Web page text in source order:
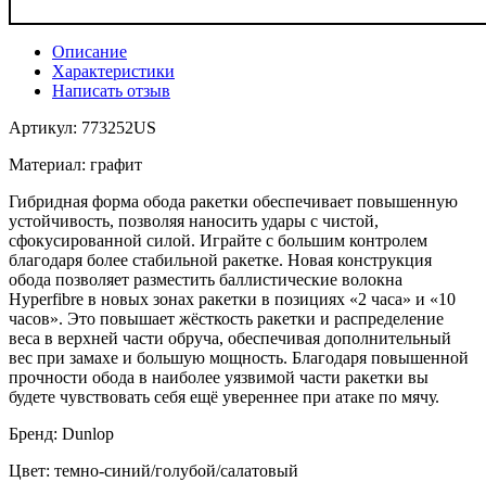
Описание
Характеристики
Написать отзыв
Артикул: 773252US
Материал: графит
Гибридная форма обода ракетки обеспечивает повышенную
устойчивость, позволяя наносить удары с чистой,
сфокусированной силой. Играйте с большим контролем
благодаря более стабильной ракетке. Новая конструкция
обода позволяет разместить баллистические волокна
Hyperfibre в новых зонах ракетки в позициях «2 часа» и «10
часов». Это повышает жёсткость ракетки и распределение
веса в верхней части обруча, обеспечивая дополнительный
вес при замахе и большую мощность. Благодаря повышенной
прочности обода в наиболее уязвимой части ракетки вы
будете чувствовать себя ещё увереннее при атаке по мячу.
Бренд: Dunlop
Цвет: темно-синий/голубой/салатовый